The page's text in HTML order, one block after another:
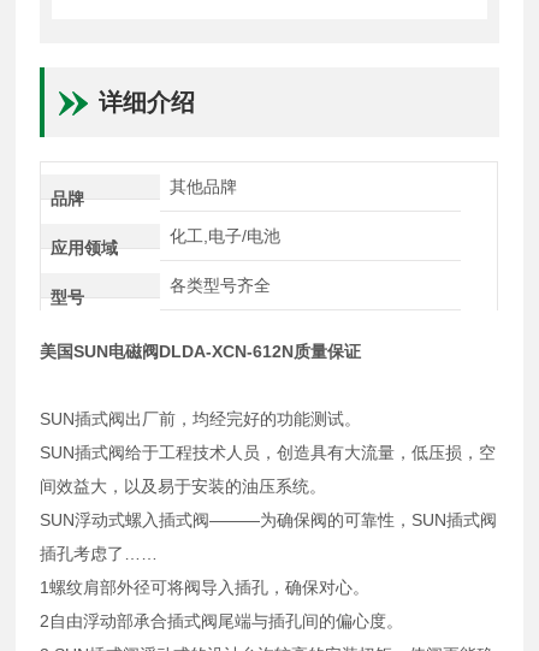
详细介绍
品牌
其他品牌
应用领域
化工,电子/电池
型号
各类型号齐全
美国SUN电磁阀DLDA-XCN-612N质量保证
SUN插式阀出厂前，均经完好的功能测试。
SUN插式阀给于工程技术人员，创造具有大流量，低压损，空
间效益大，以及易于安装的油压系统。
SUN浮动式螺入插式阀———为确保阀的可靠性，SUN插式阀
插孔考虑了……
1螺纹肩部外径可将阀导入插孔，确保对心。
2自由浮动部承合插式阀尾端与插孔间的偏心度。